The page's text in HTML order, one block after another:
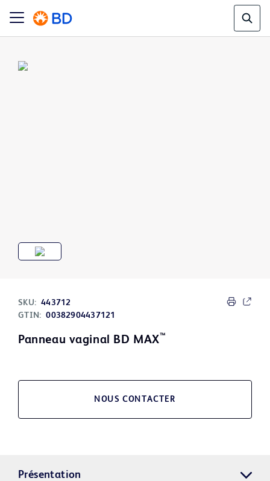
SKU: 443712
GTIN: 00382904437121
Panneau vaginal BD MAX™
NOUS CONTACTER
Présentation